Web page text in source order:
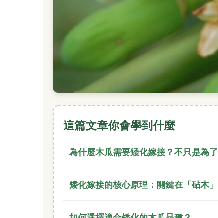
這篇文章你會學到什麼
為什麼木瓜需要矮化嫁接？不只是為
矮化嫁接的核心原理：關鍵在「砧木」